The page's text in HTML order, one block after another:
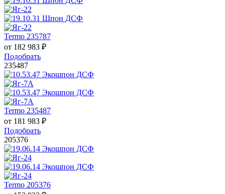
Termo 235787
от 182 983 ₽
Подобрать
235487
Termo 235487
от 181 983 ₽
Подобрать
205376
Termo 205376